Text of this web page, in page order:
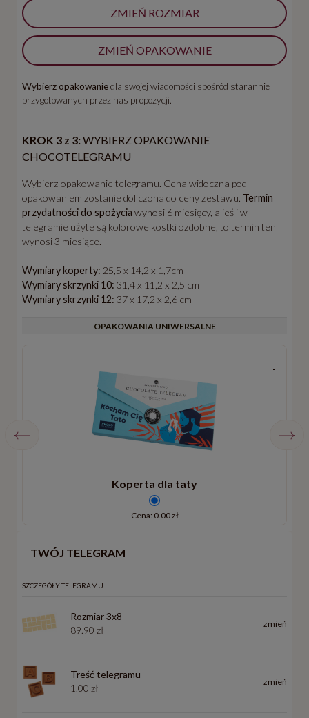
ZMIEŃ ROZMIAR
ZMIEŃ OPAKOWANIE
Wybierz opakowaniedla swojej wiadomości spośród starannie
przygotowanych przez nas propozycji.
KROK 3 z 3:WYBIERZ OPAKOWANIE
CHOCOTELEGRAMU
Wybierz opakowanie telegramu. Cena widoczna pod
opakowaniem zostanie doliczona do ceny zestawu. Termin
przydatności do spożycia wynosi 6 miesięcy, a jeśli w
telegramie użyte są kolorowe kostki ozdobne, to termin ten
wynosi 3 miesiące.
Wymiary koperty: 25,5 x 14,2 x 1,7cm
Wymiary skrzynki 10: 31,4 x 11,2 x 2,5 cm
Wymiary skrzynki 12: 37 x 17,2 x 2,6 cm
OPAKOWANIA UNIWERSALNE
Koperta dla taty
Cena: 0.00 zł
TWÓJ TELEGRAM
SZCZEGÓŁY TELEGRAMU
Rozmiar 3x8
89.90 zł
zmień
Treść telegramu
1.00 zł
zmień